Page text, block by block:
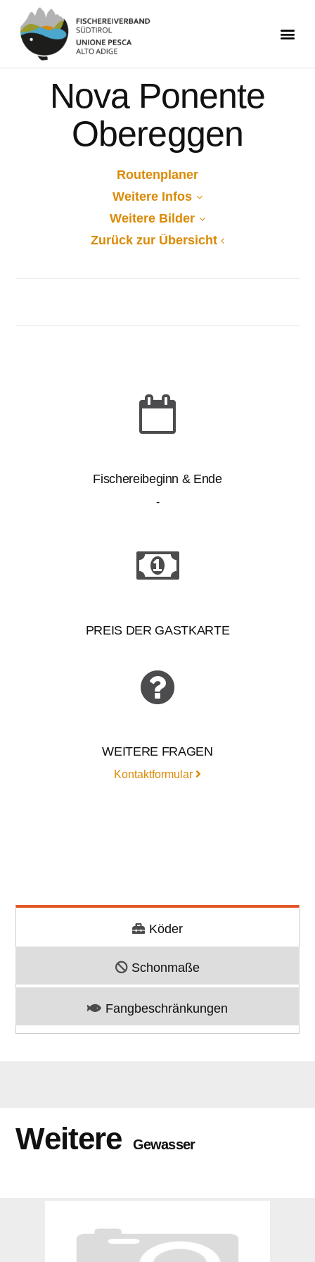
Nova Ponente
Obereggen
Routenplaner
Weitere Infos
Weitere Bilder
Zurück zur Übersicht
Fischereibeginn & Ende
-
PREIS DER GASTKARTE
WEITERE FRAGEN
Kontaktformular
Köder
Schonmaße
Fangbeschränkungen
Weitere Gewasser